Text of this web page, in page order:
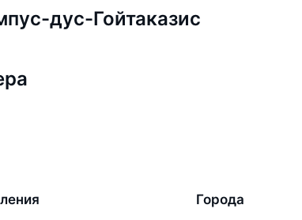
дус-Гойтаказис
Города